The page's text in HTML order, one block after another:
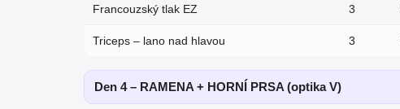
Francouzský tlak EZ 3
Triceps – lano nad hlavou 3
Den 4 – RAMENA + HORNÍ PRSA (optika V)